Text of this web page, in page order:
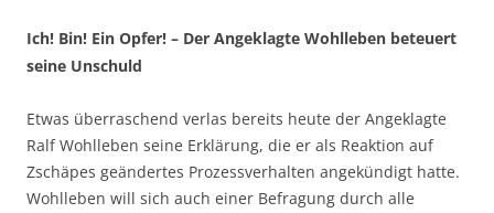
Ich! Bin! Ein Opfer! – Der Angeklagte Wohlleben beteuert
seine Unschuld
Etwas überraschend verlas bereits heute der Angeklagte
Ralf Wohlleben seine Erklärung, die er als Reaktion auf
Zschäpes geändertes Prozessverhalten angekündigt hatte.
Wohlleben will sich auch einer Befragung durch alle